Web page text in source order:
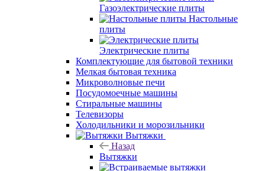
Газоэлектрические плиты
Настольные
плиты
Электрические плиты
Комплектующие для бытовой техники
Мелкая бытовая техника
Микроволновые печи
Посудомоечные машины
Стиральные машины
Телевизоры
Холодильники и морозильники
Вытяжки
Назад
Вытяжки